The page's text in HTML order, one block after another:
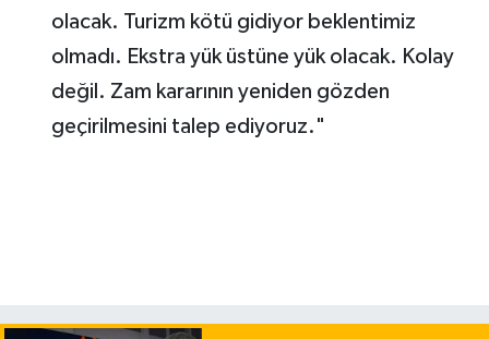
olacak. Turizm kötü gidiyor beklentimiz
olmadı. Ekstra yük üstüne yük olacak. Kolay
değil. Zam kararının yeniden gözden
geçirilmesini talep ediyoruz."